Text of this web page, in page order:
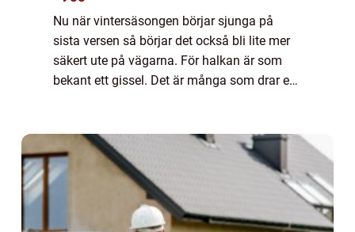
Nu när vintersäsongen börjar sjunga på
sista versen så börjar det också bli lite mer
säkert ute på vägarna. För halkan är som
bekant ett gissel. Det är många som drar en